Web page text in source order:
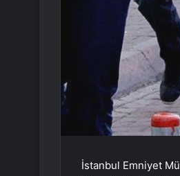
İstanbul Emniyet